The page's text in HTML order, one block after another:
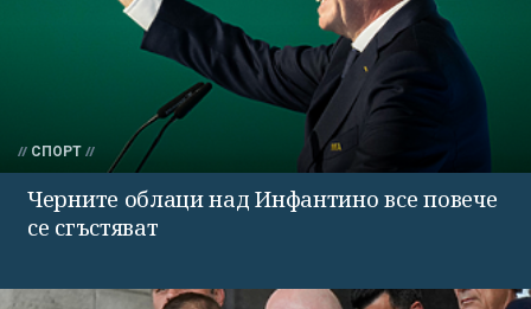
СПОРТ
Черните облаци над Инфантино все повече
се сгъстяват